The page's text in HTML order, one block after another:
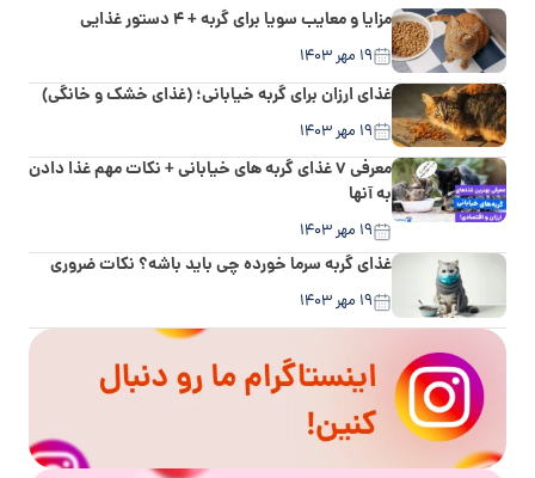
مزایا و معایب سویا برای گربه + ۴ دستور غذایی
۱۹ مهر ۱۴۰۳
غذای ارزان برای گربه خیابانی؛ (غذای خشک و خانگی)
۱۹ مهر ۱۴۰۳
معرفی ۷ غذای گربه‌ های خیابانی + نکات مهم غذا دادن
به آنها
۱۹ مهر ۱۴۰۳
غذای گربه سرما خورده چی باید باشه؟ نکات ضروری
۱۹ مهر ۱۴۰۳